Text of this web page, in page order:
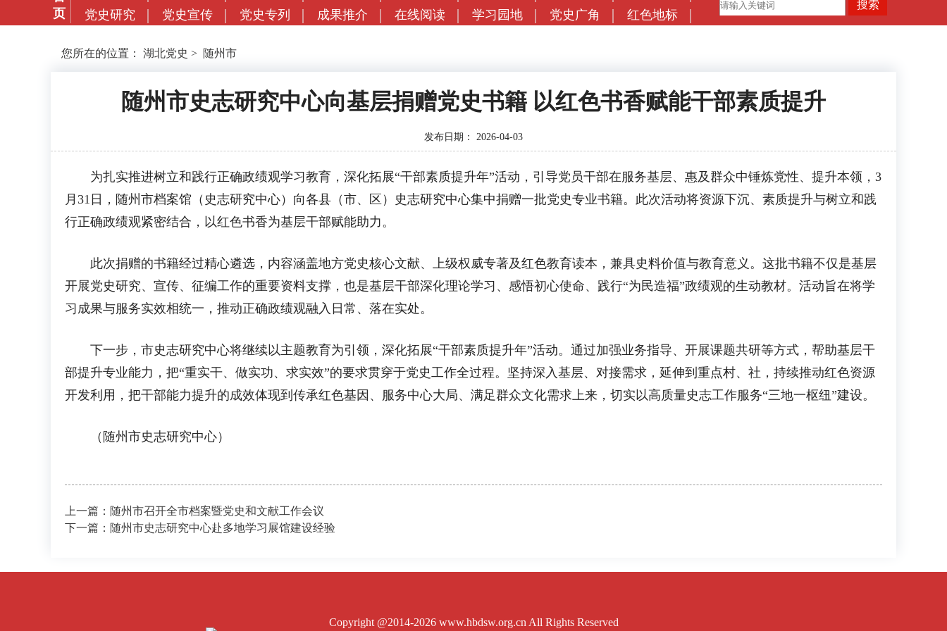
页
党史研究
党史宣传 党史专列 成果推介 在线阅读 学习园地 党史广角 红色地标
您所在的位置： 湖北党史 > 随州市
随州市史志研究中心向基层捐赠党史书籍 以红色书香赋能干部素质提升
发布日期： 2026-04-03
为扎实推进树立和践行正确政绩观学习教育，深化拓展“干部素质提升年”活动，引导党员干部在服务基层、惠及群众中锤炼党性、提升本领，3
月31日，随州市档案馆（史志研究中心）向各县（市、区）史志研究中心集中捐赠一批党史专业书籍。此次活动将资源下沉、素质提升与树立和践
行正确政绩观紧密结合，以红色书香为基层干部赋能助力。
此次捐赠的书籍经过精心遴选，内容涵盖地方党史核心文献、上级权威专著及红色教育读本，兼具史料价值与教育意义。这批书籍不仅是基层
开展党史研究、宣传、征编工作的重要资料支撑，也是基层干部深化理论学习、感悟初心使命、践行“为民造福”政绩观的生动教材。活动旨在将学
习成果与服务实效相统一，推动正确政绩观融入日常、落在实处。
下一步，市史志研究中心将继续以主题教育为引领，深化拓展“干部素质提升年”活动。通过加强业务指导、开展课题共研等方式，帮助基层干
部提升专业能力，把“重实干、做实功、求实效”的要求贯穿于党史工作全过程。坚持深入基层、对接需求，延伸到重点村、社，持续推动红色资源
开发利用，把干部能力提升的成效体现到传承红色基因、服务中心大局、满足群众文化需求上来，切实以高质量史志工作服务“三地一枢纽”建设。
（随州市史志研究中心）
上一篇：随州市召开全市档案暨党史和文献工作会议
下一篇：随州市史志研究中心赴多地学习展馆建设经验
Copyright @2014-2026 www.hbdsw.org.cn All Rights Reserved